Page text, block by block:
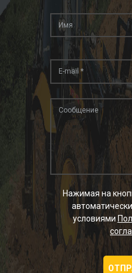
Нажимая на
условиями